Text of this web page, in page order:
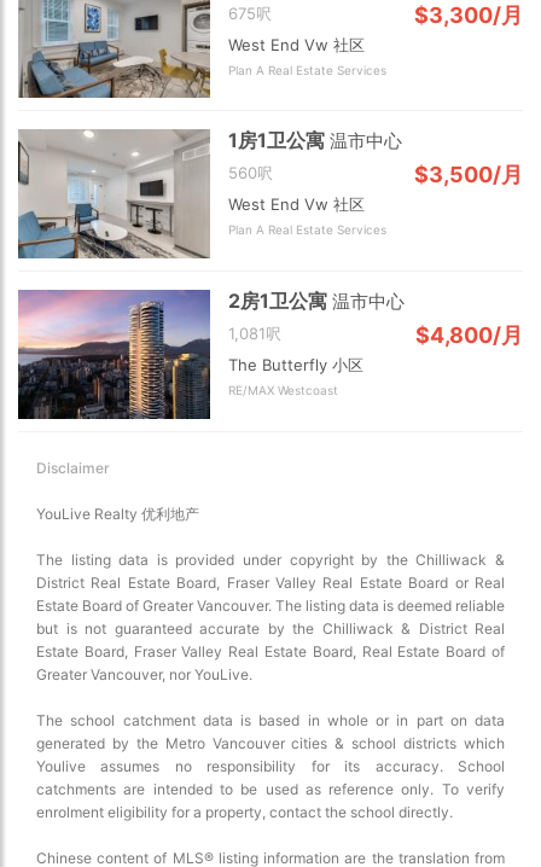
675呎 $3,300/月
West End Vw 社区
Plan A Real Estate Services
1房1卫公寓温市中心
560呎 $3,500/月
West End Vw 社区
Plan A Real Estate Services
2房1卫公寓温市中心
1,081呎 $4,800/月
The Butterfly 小区
RE/MAX Westcoast
Disclaimer
YouLive Realty 优利地产
The listing data is provided under copyright by the Chilliwack &
District Real Estate Board, Fraser Valley Real Estate Board or Real
Estate Board of Greater Vancouver. The listing data is deemed reliable
but is not guaranteed accurate by the Chilliwack & District Real
Estate Board, Fraser Valley Real Estate Board, Real Estate Board of
Greater Vancouver, nor YouLive.
The school catchment data is based in whole or in part on data
generated by the Metro Vancouver cities & school districts which
Youlive assumes no responsibility for its accuracy. School
catchments are intended to be used as reference only. To verify
enrolment eligibility for a property, contact the school directly.
Chinese content of MLS® listing information are the translation from